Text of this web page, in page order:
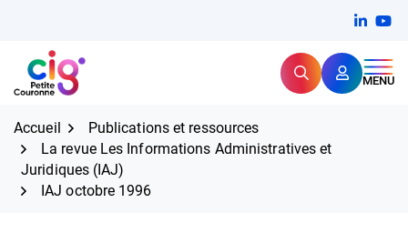
contenu
CIG Petite Couronne RechercherMENU
Expertise et proximité pour
Accueil
Publications et ressources
La revue Les Informations Administratives et
Juridiques (IAJ)
IAJ octobre 1996